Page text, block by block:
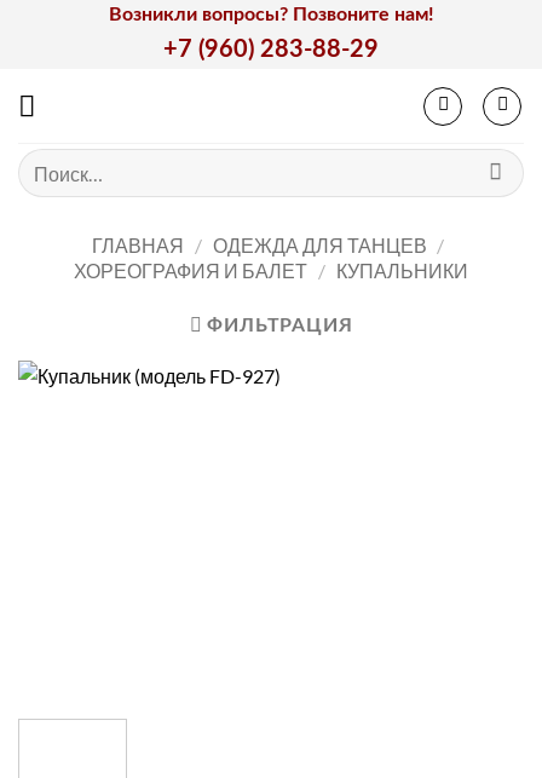
Возникли вопросы? Позвоните нам!
+7 (960) 283-88-29
Искать:
ГЛАВНАЯ / ОДЕЖДА ДЛЯ ТАНЦЕВ /
ХОРЕОГРАФИЯ И БАЛЕТ / КУПАЛЬНИКИ
ФИЛЬТРАЦИЯ